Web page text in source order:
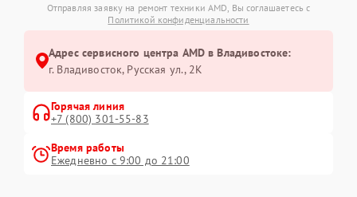
Отправляя заявку на ремонт техники AMD, Вы соглашаетесь с
Политикой конфиденциальности
Адрес сервисного центра AMD в Владивостоке:
г. Владивосток, Русская ул., 2К
Горячая линия
+7 (800) 301-55-83
Время работы
Ежедневно с 9:00 до 21:00